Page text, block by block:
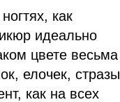
как
идеально
цвете весьма
елочек, стразы
как на всех